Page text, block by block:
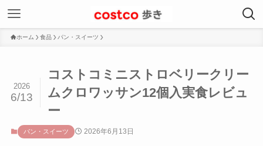
ホーム 食品 パン・スイーツ
コストコミニストロベリークリー
ムクロワッサン12個入実食レビュ
ー
2026
6/13
パン・スイーツ 2026年6月13日